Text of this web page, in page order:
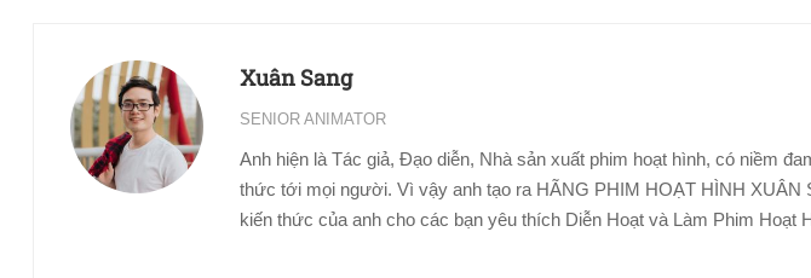
Xuân Sang
SENIOR ANIMATOR
Anh hiện là Tác giả, Đạo diễn, Nhà sản xuất phim hoạt hình, có niềm
thức tới mọi người. Vì vậy anh tạo ra HÃNG PHIM HOẠT HÌNH XUÂN
kiến thức của anh cho các bạn yêu thích Diễn Hoạt và Làm Phim Hoạt